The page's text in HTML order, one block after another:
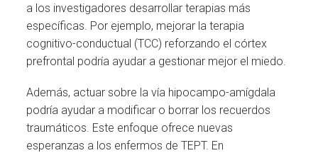
a los investigadores desarrollar terapias más
específicas. Por ejemplo, mejorar la terapia
cognitivo-conductual (TCC) reforzando el córtex
prefrontal podría ayudar a gestionar mejor el miedo.
Además, actuar sobre la vía hipocampo-amígdala
podría ayudar a modificar o borrar los recuerdos
traumáticos. Este enfoque ofrece nuevas
esperanzas a los enfermos de TEPT. En